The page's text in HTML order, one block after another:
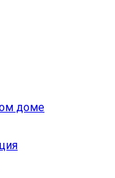
доме